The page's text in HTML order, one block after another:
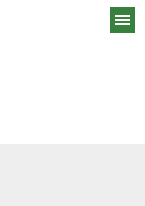
menu